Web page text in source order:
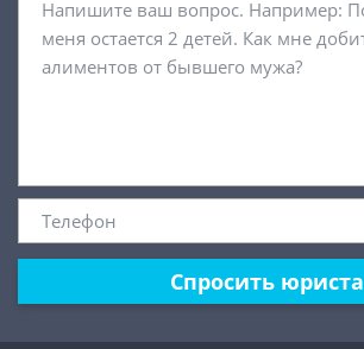
Спросить юриста